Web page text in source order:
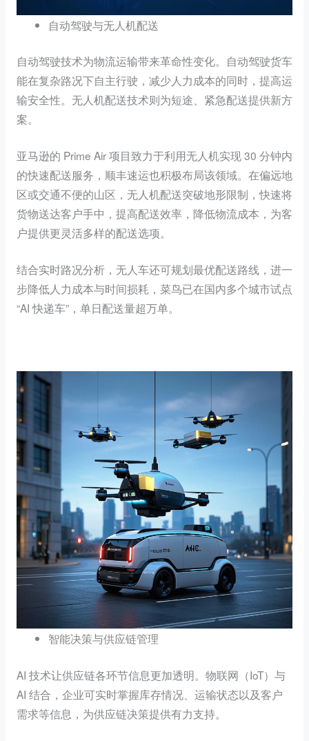
自动驾驶与无人机配送
自动驾驶技术为物流运输带来革命性变化。自动驾驶货车
能在复杂路况下自主行驶，减少人力成本的同时，提高运
输安全性。无人机配送技术则为短途、紧急配送提供新方
案。
亚马逊的 Prime Air 项目致力于利用无人机实现 30 分钟内
的快速配送服务，顺丰速运也积极布局该领域。在偏远地
区或交通不便的山区，无人机配送突破地形限制，快速将
货物送达客户手中，提高配送效率，降低物流成本，为客
户提供更灵活多样的配送选项。
结合实时路况分析，无人车还可规划最优配送路线，进一
步降低人力成本与时间损耗，菜鸟已在国内多个城市试点
“AI 快递车”，单日配送量超万单。
智能决策与供应链管理
AI 技术让供应链各环节信息更加透明。物联网（IoT）与
AI 结合，企业可实时掌握库存情况、运输状态以及客户
需求等信息，为供应链决策提供有力支持。